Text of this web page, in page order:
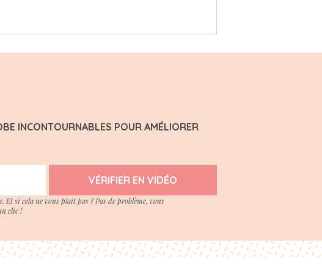
INCONTOURNABLES POUR AMÉLIORER
VÉRIFIER EN VIDÉO
Et si cela ne vous plait pas ? Pas de problème, vous
clic !